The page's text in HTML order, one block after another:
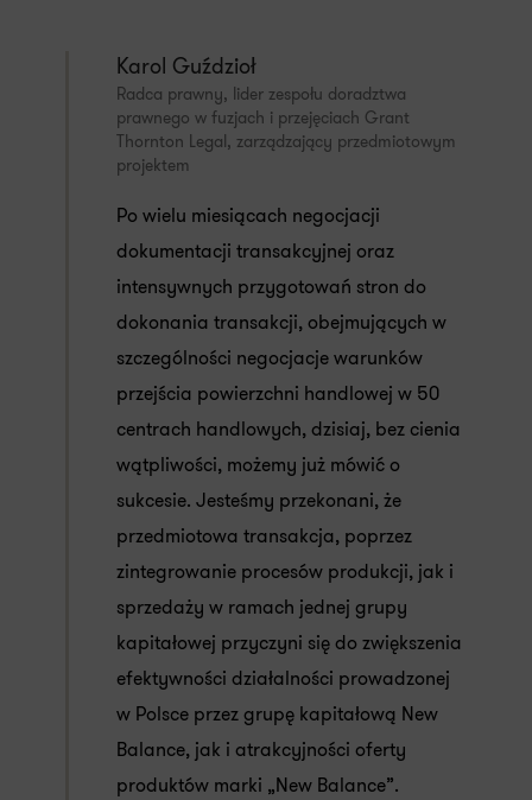
Karol Guździoł
Radca prawny, lider zespołu doradztwa
prawnego w fuzjach i przejęciach Grant
Thornton Legal, zarządzający przedmiotowym
projektem
Po wielu miesiącach negocjacji
dokumentacji transakcyjnej oraz
intensywnych przygotowań stron do
dokonania transakcji, obejmujących w
szczególności negocjacje warunków
przejścia powierzchni handlowej w 50
centrach handlowych, dzisiaj, bez cienia
wątpliwości, możemy już mówić o
sukcesie. Jesteśmy przekonani, że
przedmiotowa transakcja, poprzez
zintegrowanie procesów produkcji, jak i
sprzedaży w ramach jednej grupy
kapitałowej przyczyni się do zwiększenia
efektywności działalności prowadzonej
w Polsce przez grupę kapitałową New
Balance, jak i atrakcyjności oferty
produktów marki „New Balance”.